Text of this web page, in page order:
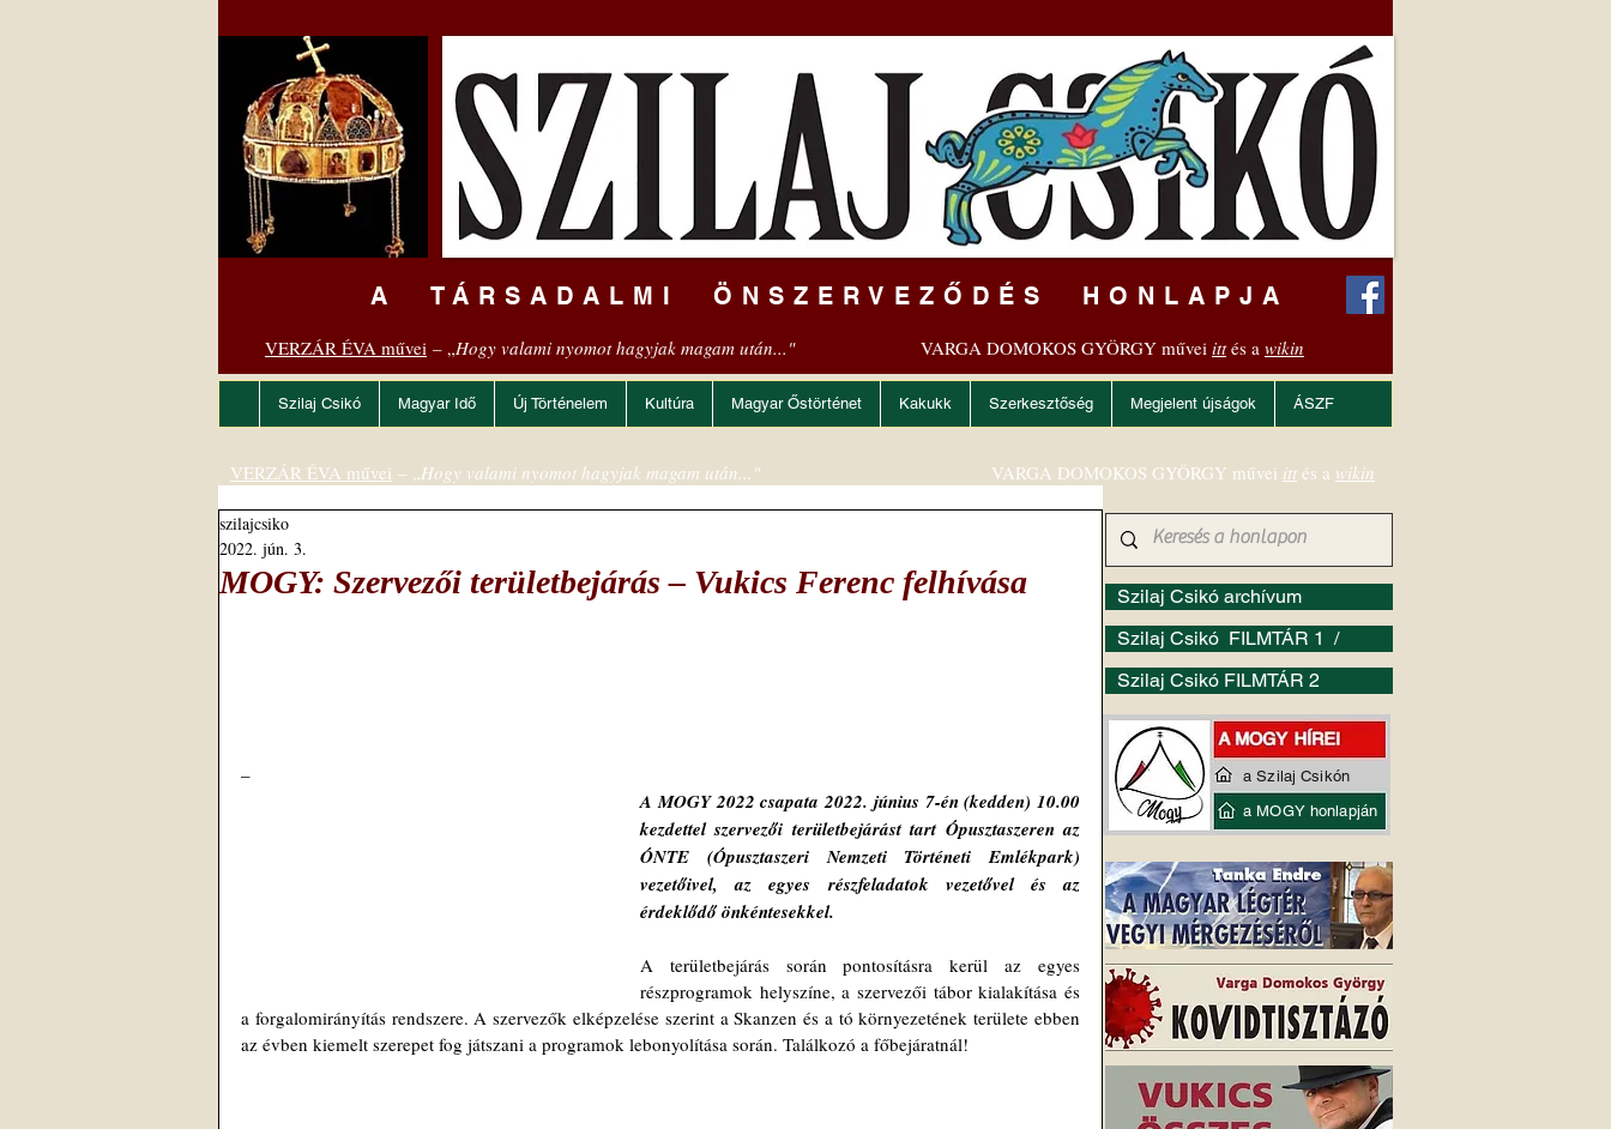
A TÁRSADALMI ÖNSZERVEZŐDÉS HONLAPJA
VERZÁR ÉVA művei – „Hogy valami nyomot hagyjak magam után..." VARGA DOMOKOS GYÖRGY művei ittés a wikin
Szilaj Csikó Magyar Idő Új Történelem Kultúra Magyar Őstörténet Kakukk Szerkesztőség Megjelent újságok ÁSZF
MOGY: Szervezői területbejárás – Vukics Ferenc felhívása
szilajcsiko
2022. jún. 3.
–
A MOGY 2022 csapata 2022. június 7-én (kedden) 10.00
kezdettel szervezői területbejárást tart Ópusztaszeren az
ÓNTE (Ópusztaszeri Nemzeti Történeti Emlékpark)
vezetőivel, az egyes részfeladatok vezetővel és az
érdeklődő önkéntesekkel.
A területbejárás során pontosításra kerül az egyes
részprogramok helyszíne, a szervezői tábor kialakítása és
a forgalomirányítás rendszere. A szervezők elképzelése szerint a Skanzen és a tó környezetének területe ebben
az évben kiemelt szerepet fog játszani a programok lebonyolítása során. Találkozó a főbejáratnál!
Szilaj Csikó archívum
Szilaj Csikó FILMTÁR 1 /
Szilaj Csikó FILMTÁR 2
VERZÁR ÉVA művei – „Hogy valami nyomot hagyjak magam után..." VARGA DOMOKOS GYÖRGY művei itt és a wikin
a Szilaj Csikón
a MOGY honlapján